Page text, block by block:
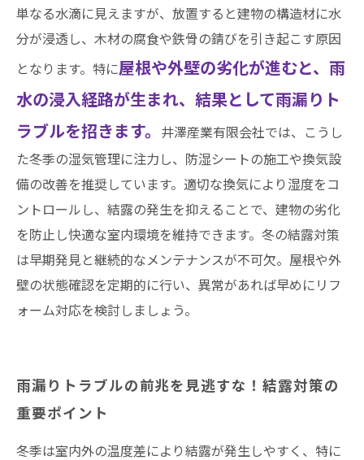
単なる水滴に見えますが、放置すると建物の構造材に水
分が浸透し、木材の腐食や鉄骨の錆びを引き起こす原因
となります。特に屋根や外壁の劣化が進むと、雨
水の浸入経路が生まれ、結果として雨漏りト
ラブルを招きます。 井澤産業有限会社では、こうし
た冬季の湿気管理に注力し、防湿シートの施工や換気設
備の改善を推奨しています。適切な換気により湿度をコ
ントロールし、結露の発生を抑えることで、建物の劣化
を防止し快適な室内環境を維持できます。冬の結露対策
は早期発見と継続的なメンテナンスが不可欠。屋根や外
壁の状態確認を定期的に行い、異常があれば早めにリフ
ォーム対応を検討しましょう。
雨漏りトラブルの前兆を見逃すな！結露対策の
重要ポイント
冬季は室内外の温度差により結露が発生しやすく、特に